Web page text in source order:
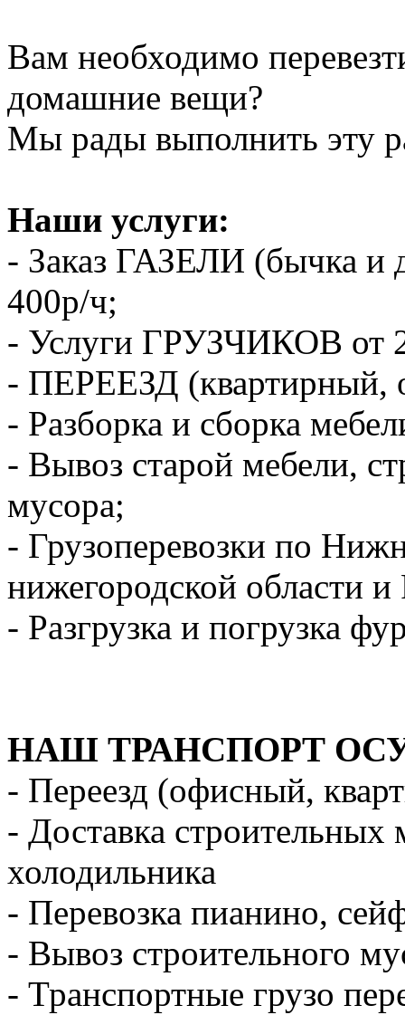
Вам необходимо
домашние вещи?
Мы рады выполнить эту
Наши услуги:
- Заказ ГАЗЕЛИ (бычка и
400р/ч;
- Услуги ГРУЗЧИКОВ от
- ПЕРЕЕЗД (квартирный,
- Разборка и сборка
- Вывоз старой мебели,
мусора;
- Грузоперевозки по
нижегородской области и
- Разгрузка и погрузка
НАШ ТРАНСПОРТ
- Переезд (офисный,
- Доставка
холодильника
- Перевозка пианино,
- Вывоз строительного
- Транспортные грузо